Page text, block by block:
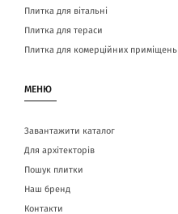
Плитка для вітальні
Плитка для тераси
Плитка для комерційних приміщень
МЕНЮ
Завантажити каталог
Для архітекторів
Пошук плитки
Наш бренд
Контакти